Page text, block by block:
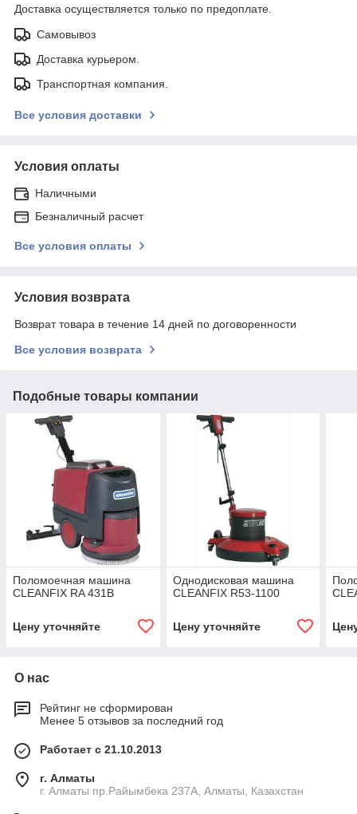
Доставка осуществляется только по предоплате.
Самовывоз
Доставка курьером.
Транспортная компания.
Все условия доставки
Условия оплаты
Наличными
Безналичный расчет
Все условия оплаты
Условия возврата
Возврат товара в течение 14 дней по договоренности
Все условия возврата
Подобные товары компании
Поломоечная машина
CLEANFIX RA 431B
Цену уточняйте
Однодисковая машина
CLEANFIX R53-1100
Цену уточняйте
О нас
Рейтинг не сформирован
Менее 5 отзывов за последний год
Работает с 21.10.2013
г. Алматы
г. Алматы пр.Райымбека 237А, Алматы, Казахстан